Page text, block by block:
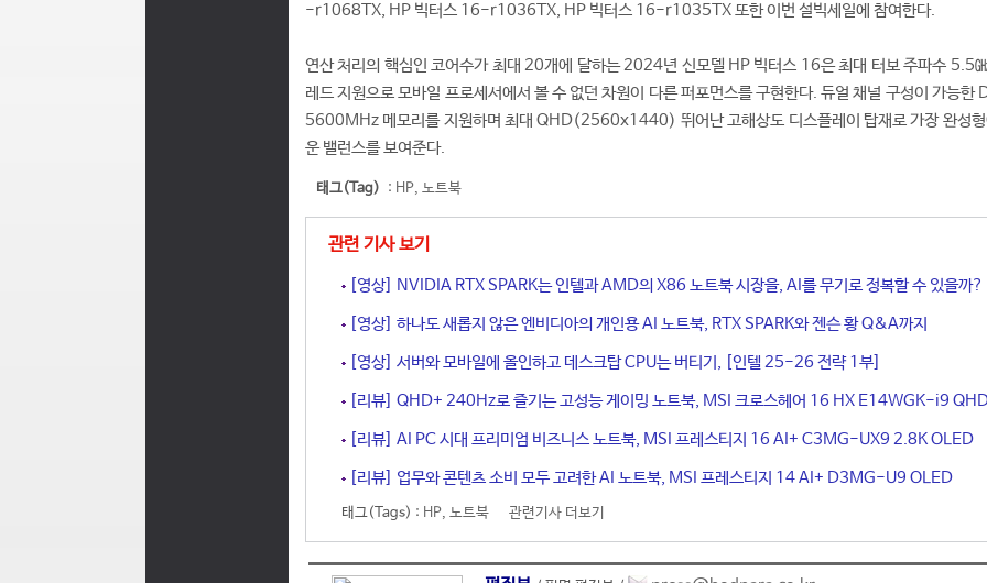
-r1068TX, HP 빅터스 16-r1036TX, HP 빅터스 16-r1035TX 또한 이번 설빅세일에 참여한다.
연산 처리의 핵심인 코어수가 최대 20개에 달하는 2024년 신모델 HP 빅터스 16은 최대 터보 주파수 5.5
레드 지원으로 모바일 프로세서에서 볼 수 없던 차원이 다른 퍼포먼스를 구현한다. 듀얼 채널 구성이 가능
5600MHz 메모리를 지원하며 최대 QHD(2560x1440) 뛰어난 고해상도 디스플레이 탑재로 가장 완성형
운 밸런스를 보여준다.
태그(Tag) : HP, 노트북
관련 기사 보기
[영상] NVIDIA RTX SPARK는 인텔과 AMD의 X86 노트북 시장을, AI를 무기로 정복할 수 있을까?
[영상] 하나도 새롭지 않은 엔비디아의 개인용 AI 노트북, RTX SPARK와 젠슨 황 Q&A까지
[영상] 서버와 모바일에 올인하고 데스크탑 CPU는 버티기, [인텔 25-26 전략 1부]
[리뷰] QHD+ 240Hz로 즐기는 고성능 게이밍 노트북, MSI 크로스헤어 16 HX E14WGK-i9
[리뷰] AI PC 시대 프리미엄 비즈니스 노트북, MSI 프레스티지 16 AI+ C3MG-UX9 2.8K OLED
[리뷰] 업무와 콘텐츠 소비 모두 고려한 AI 노트북, MSI 프레스티지 14 AI+ D3MG-U9 OLED
태그(Tags) : HP, 노트북 관련기사 더보기